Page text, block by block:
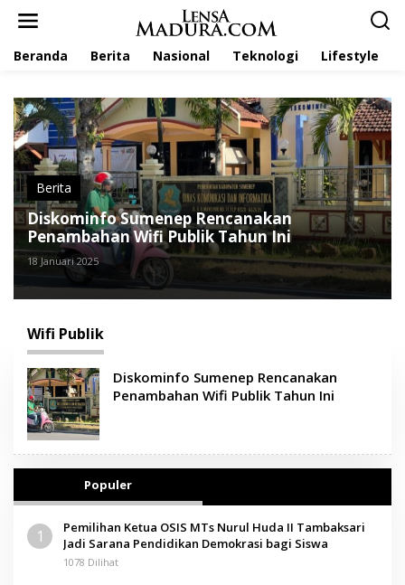
Beranda Berita Nasional Teknologi Lifestyle
Berita
Diskominfo Sumenep Rencanakan
Penambahan Wifi Publik Tahun Ini
18 Januari 2025
Wifi Publik
Diskominfo Sumenep Rencanakan
Penambahan Wifi Publik Tahun Ini
Populer
1
Pemilihan Ketua OSIS MTs Nurul Huda II Tambaksari
Jadi Sarana Pendidikan Demokrasi bagi Siswa
1078 Dilihat